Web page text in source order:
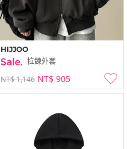
HIJJOO
拉鍊外套
NT$ 1,146 NT$ 905